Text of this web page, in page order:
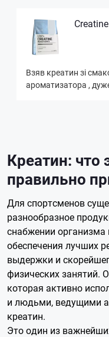
Взяв креатин зі
ароматизатора ,
Креатин: что
правильно
Для спортсменов
разнообразное
снабжении
обеспечения лучших
выдержки и
физических занятий.
которая активно
и людьми, ведущими
креатин.
Это один из